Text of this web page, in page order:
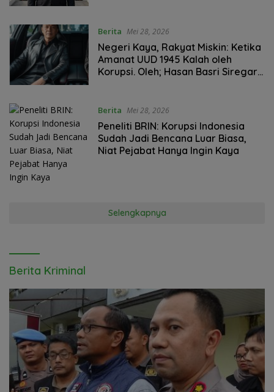
Berita Mei 28, 2026
Negeri Kaya, Rakyat Miskin: Ketika
Amanat UUD 1945 Kalah oleh
Korupsi. Oleh; Hasan Basri Siregar,
Berita Mei 28, 2026
Peneliti BRIN: Korupsi Indonesia
Sudah Jadi Bencana Luar Biasa,
Niat Pejabat Hanya Ingin Kaya
Selengkapnya
Berita Kriminal